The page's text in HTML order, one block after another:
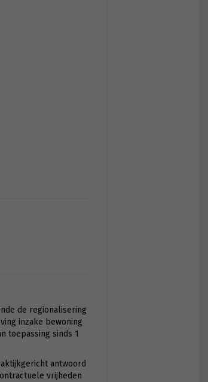
de regionalisering
inzake bewoning
toepassing sinds 1
antwoord
vrijheden